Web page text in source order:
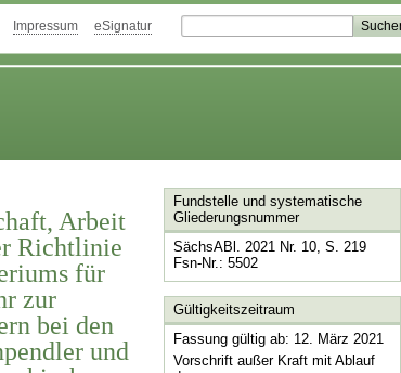
Impressum eSignatur
Arbeit
Richtlinie
für
zur
bei den
und
Fundstelle und systematische
Gliederungsnummer
SächsABl. 2021 Nr. 10, S. 219
Fsn-Nr.: 5502
Gültigkeitszeitraum
Fassung gültig ab: 12. März 2021
Vorschrift außer Kraft mit Ablauf